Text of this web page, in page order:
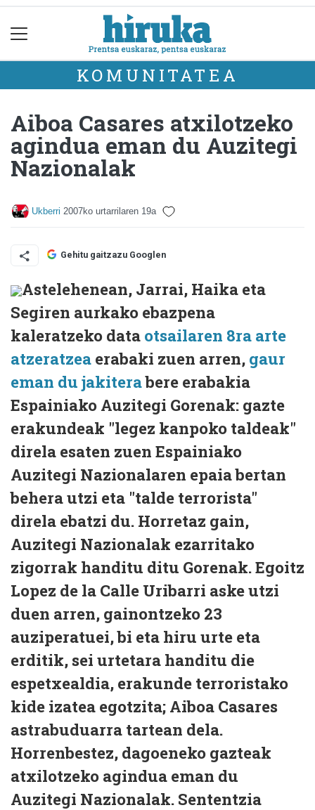
KOMUNITATEA
Aiboa Casares atxilotzeko
agindua eman du Auzitegi
Nazionalak
Ukberri 2007ko urtarrilaren 19a
Gehitu gaitzazu Googlen
Astelehenean, Jarrai, Haika eta
Segiren aurkako ebazpena
kaleratzeko data otsailaren 8ra arte
atzeratzea erabaki zuen arren, gaur
eman du jakiterabere erabakia
Espainiako Auzitegi Gorenak: gazte
erakundeak "legez kanpoko taldeak"
direla esaten zuen Espainiako
Auzitegi Nazionalaren epaia bertan
behera utzi eta "talde terrorista"
direla ebatzi du. Horretaz gain,
Auzitegi Nazionalak ezarritako
zigorrak handitu ditu Gorenak. Egoitz
Lopez de la Calle Uribarri aske utzi
duen arren, gainontzeko 23
auziperatuei, bi eta hiru urte eta
erditik, sei urtetara handitu die
espetxealdia, erakunde terroristako
kide izatea egotzita; Aiboa Casares
astrabuduarra tartean dela.
Horrenbestez, dagoeneko gazteak
atxilotzeko agindua eman du
Auzitegi Nazionalak. Sententzia